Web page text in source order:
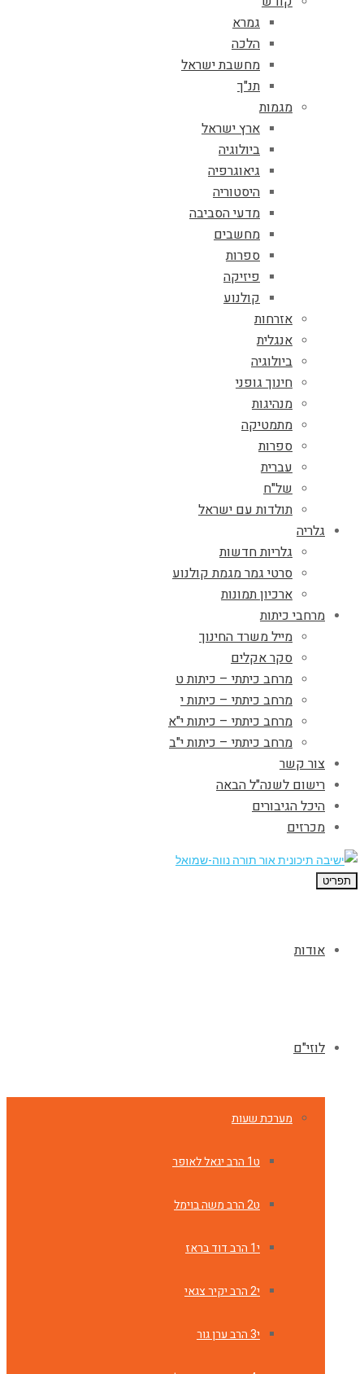
גמרא
הלכה
מחשבת ישראל
תנ"ך
מגמות
ארץ ישראל
ביולוגיה
גיאוגרפיה
היסטוריה
מדעי הסביבה
מחשבים
ספרות
פיזיקה
קולנוע
אזרחות
אנגלית
ביולוגיה
חינוך גופני
מנהיגות
מתמטיקה
ספרות
עברית
של"ח
תולדות עם ישראל
גלריה
גלריות חדשות
סרטי גמר מגמת קולנוע
ארכיון תמונות
מרחבי כיתות
מייל משרד החינוך
סקר אקלים
מרחב כיתתי – כיתות ט
מרחב כיתתי – כיתות י
מרחב כיתתי – כיתות י"א
מרחב כיתתי – כיתות י"ב
צור קשר
רישום לשנה"ל הבאה
היכל הגיבורים
מכרזים
תפריט
אודות
לוזי"ם
מערכת שעות
ט1 הרב יגאל לאופר
ט2 הרב משה בוימל
י1 הרב דוד בראז
י2 הרב יקיר צגאי
י3 הרב ערן גור